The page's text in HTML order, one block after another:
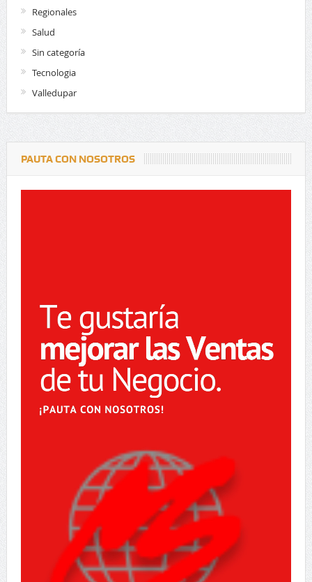
Regionales
Salud
Sin categoría
Tecnologia
Valledupar
PAUTA CON NOSOTROS